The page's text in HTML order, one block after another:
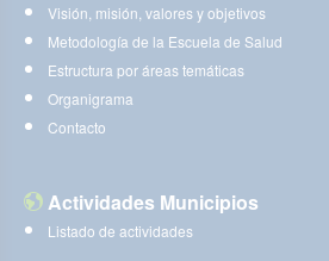
Visión, misión, valores y objetivos
Metodología de la Escuela de Salud
Estructura por áreas temáticas
Organigrama
Contacto
Actividades Municipios
Listado de actividades